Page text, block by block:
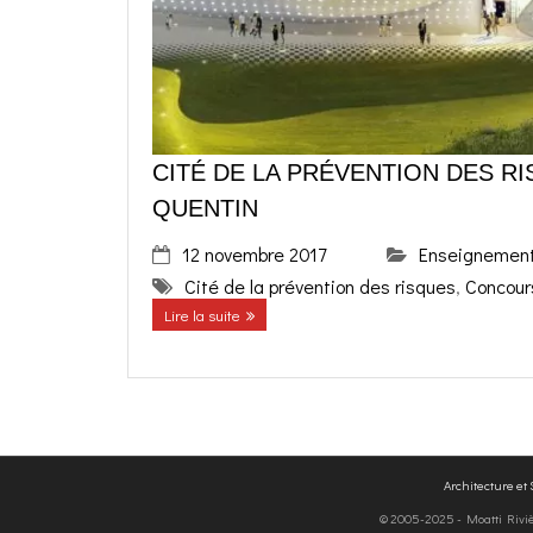
CITÉ DE LA PRÉVENTION DES
QUENTIN
12 novembre 2017
Cité de la prévention des risques,
Lire la suite
Architecture et
© 2005-2025 - Moatti